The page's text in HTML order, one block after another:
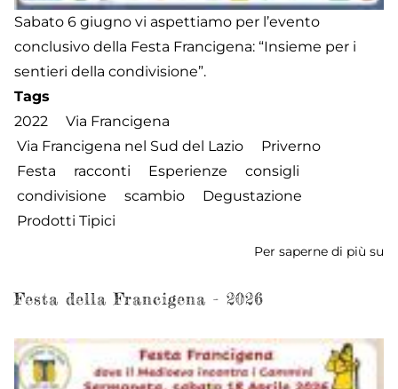
Sabato 6 giugno vi aspettiamo per l’evento
conclusivo della Festa Francigena: “Insieme per i
sentieri della condivisione”.
Tags
2022
Via Francigena
Via Francigena nel Sud del Lazio
Priverno
Festa
racconti Esperienze
consigli
condivisione
scambio
Degustazione
Prodotti Tipici
Per saperne di più su
Festa della Francigena - 2026